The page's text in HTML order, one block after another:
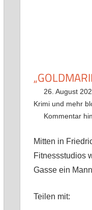
26. August
Krimi und mehr
Kommentar
Mitten in
Fitnessstudios
Gasse ein
Teilen mit: